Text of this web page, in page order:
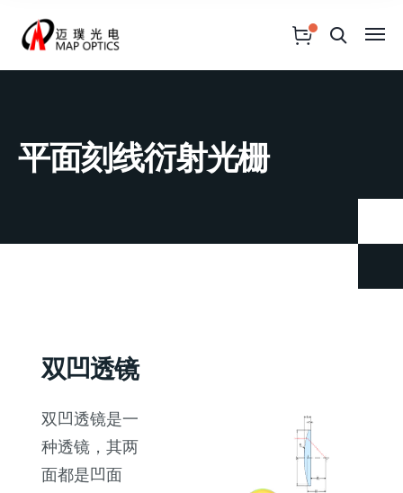
平面刻线衍射光栅
双凹透镜
双凹透镜是一
种透镜，其两
面都是凹面